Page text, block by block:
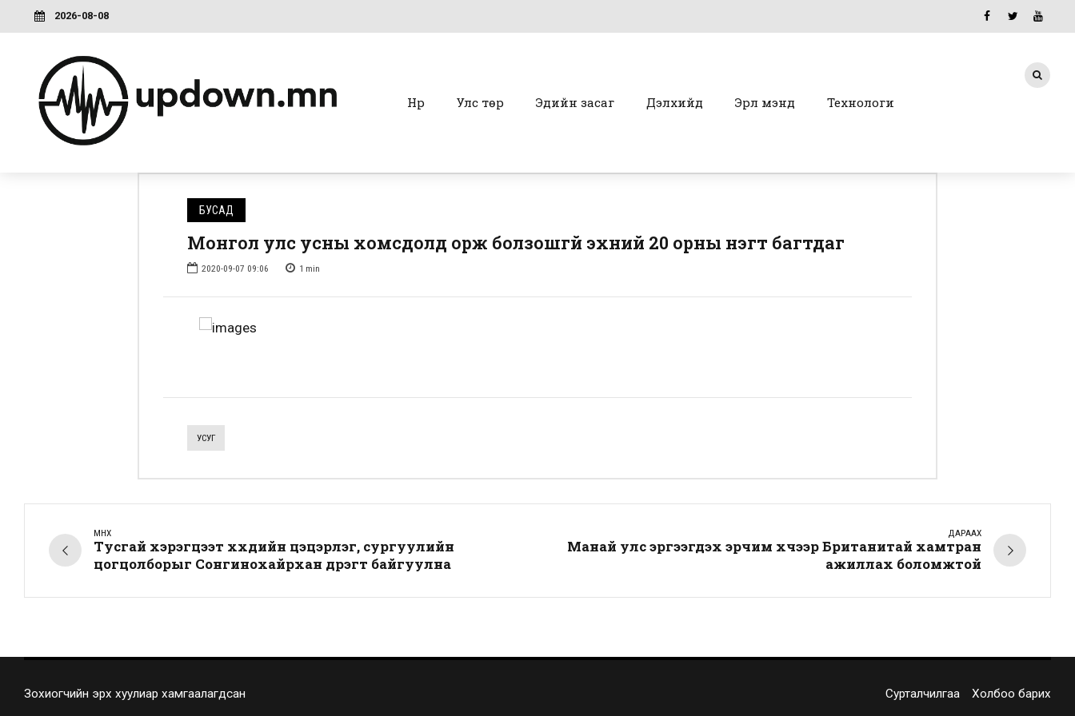
2026-08-08
Нүүр Улс төр Эдийн засаг Дэлхийд Эрүүл мэнд Технологи
БУСАД
Монгол улс усны хомсдолд орж болзошгүй эхний 20 орны нэгт багтдаг
2020-09-07 09:06 1 min
УСУГ
ӨМНӨХ
Тусгай хэрэгцээт хүүхдийн цэцэрлэг, сургуулийн
цогцолборыг Сонгинохайрхан дүүрэгт байгуулна
ДАРААХ
Манай улс эргээгдэх эрчим хүчээр Британитай хамтран
ажиллах боломжтой
Зохиогчийн эрх хуулиар хамгаалагдсан Сурталчилгаа Холбоо барих